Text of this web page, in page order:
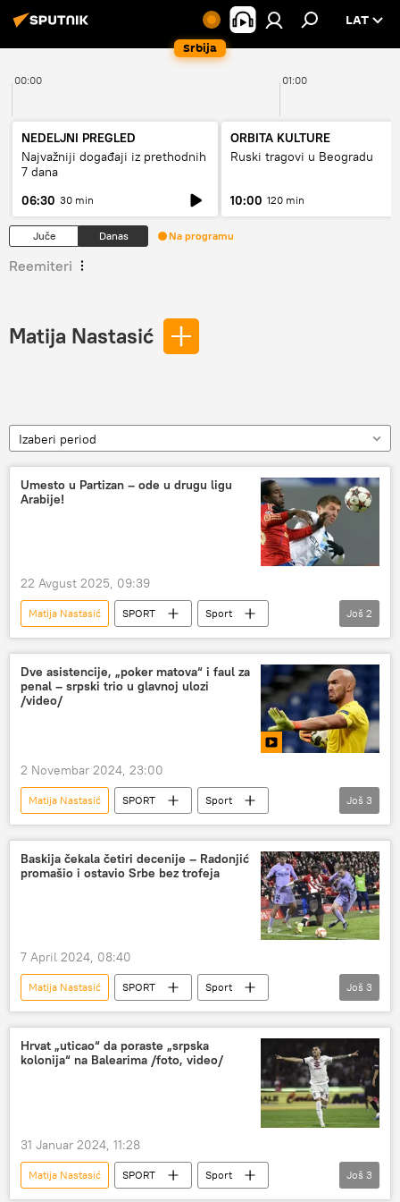
Srbija
LAT
00:00 01:00
NEDELJNI PREGLED
Najvažniji događaji iz prethodnih
7 dana
06:30 30 min
ORBITA KULTURE
Ruski tragovi u Beogradu
10:00 120 min
Juče Danas Na programu
Reemiteri
Matija Nastasić
Izaberi period
Umesto u Partizan – ode u drugu ligu
Arabije!
22 Avgust 2025, 09:39
Matija Nastasić SPORT
Sport
Fudbal
FK Partizan
Još 2
Dve asistencije, „poker matova“ i faul za
penal – srpski trio u glavnoj ulozi
/video/
2 Novembar 2024, 23:00
Matija Nastasić SPORT
Sport
Fudbal
Marko Dmitrović
Darko Brašanac
Još 3
Baskija čekala četiri decenije – Radonjić
promašio i ostavio Srbe bez trofeja
7 April 2024, 08:40
Matija Nastasić SPORT
Sport
Fudbal
Nemanja Radonjić
Predrag Rajković
Još 3
Hrvat „uticao“ da poraste „srpska
kolonija“ na Balearima /foto, video/
31 Januar 2024, 11:28
Matija Nastasić SPORT
Sport
Još 3